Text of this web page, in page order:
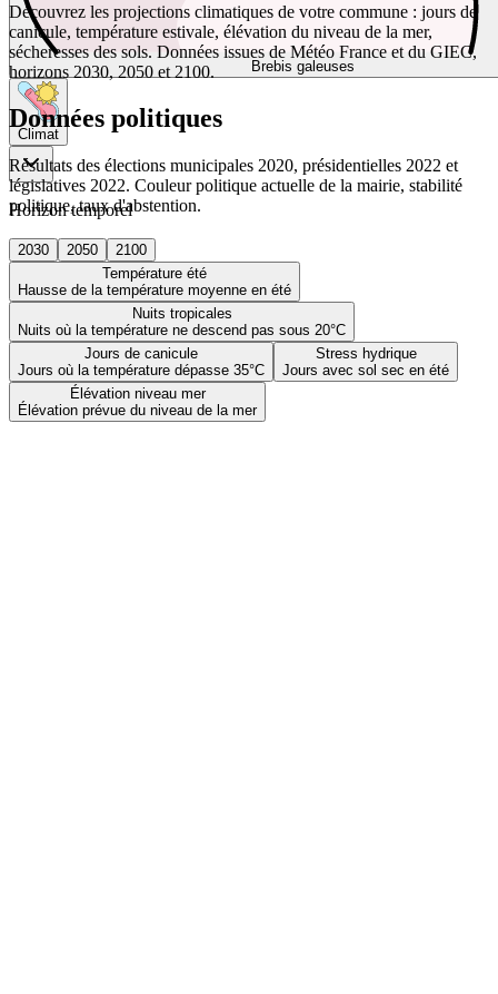
Brebis galeuses
Climat
Horizon temporel
2030 2050
2100
Température été
Hausse de la température moyenne en été
Nuits tropicales
Nuits où la température ne descend pas sous 20°C
Jours de canicule
Jours où la température dépasse 35°C
Stress hydrique
Jours avec sol sec en été
Élévation niveau mer
Élévation prévue du niveau de la mer
Découvrez les projections climatiques de votre commune : jours de
canicule, température estivale, élévation du niveau de la mer,
sécheresses des sols. Données issues de Météo France et du GIEC,
horizons 2030, 2050 et 2100.
Données politiques
Résultats des élections municipales 2020, présidentielles 2022 et
législatives 2022. Couleur politique actuelle de la mairie, stabilité
politique, taux d'abstention.